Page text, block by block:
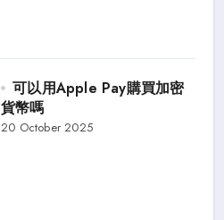
可以用Apple Pay購買加密
貨幣嗎
20 October 2025